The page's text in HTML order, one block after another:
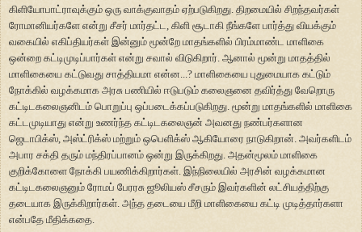
கிளியோபாட்ராவுக்கும் ஒரு வாக்குவாதம் ஏற்படுகிறது. திறமையில் சிறந்தவர்கள்
ரோமானியர்களே என்று சீசர் மார்தட்ட, கிளி சூடாகி நீங்களே பார்த்து வியக்கும்
வகையில் எகிப்தியர்கள் இன்னும் மூன்றே மாதங்களில் பிரம்மாண்ட மாளிகை
ஒன்றை கட்டிமுடிப்பார்கள் என்று சவால் விடுகிறார். ஆனால் மூன்று மாதத்தில்
மாளிகையை கட்டுவது சாத்தியமா என்ன...? மாளிகையை புதுமையாக கட்டும்
நோக்கில் வழக்கமாக அரசு பணியில் ஈடுபடும் கலைஞனை தவிர்த்து வேறொரு
கட்டிடகலைஞனிடம் பொறுப்பு ஒப்படைக்கப்படுகிறது. மூன்று மாதங்களில் மாளிகை
கட்டமுடியாது என்று உணர்ந்த கட்டிடகலைஞன் அவனது நண்பர்களான
ஜெடாபிக்ஸ், அஸ்ட்ரிக்ஸ் மற்றும் ஒபெளிக்ஸ் ஆகியோரை நாடுகிறான். அவர்களிடம்
அபார சக்தி தரும் மந்திரப்பானம் ஒன்று இருக்கிறது. அதன்மூலம் மாளிகை
குறிக்கோளை நோக்கி பயணிக்கிறார்கள். இந்நிலையில் அரசின் வழக்கமான
கட்டிடகலைஞனும் ரோமப் பேரரசு ஜூலியஸ் சீசரும் இவர்களின் லட்சியத்திற்கு
தடையாக இருக்கிறார்கள். அந்த தடையை மீறி மாளிகையை கட்டி முடித்தார்களா
என்பதே மீதிக்கதை.